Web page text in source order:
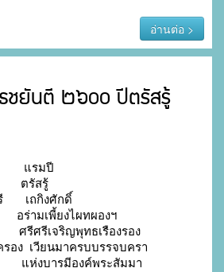
อ่านต่อ >
ชยันตี ๒๖๐๐ ปีตรัสรู้
แรมปี
ตรัสรู้
เถกิงศักดิ์
อร่ามเพี้ยงไผทผองฯ
ศรีศรีเจริญพุทธเรืองรอง
อง  เวียนมาครบบรรจบครา
แห่งบารมีองค์พระสัมมา